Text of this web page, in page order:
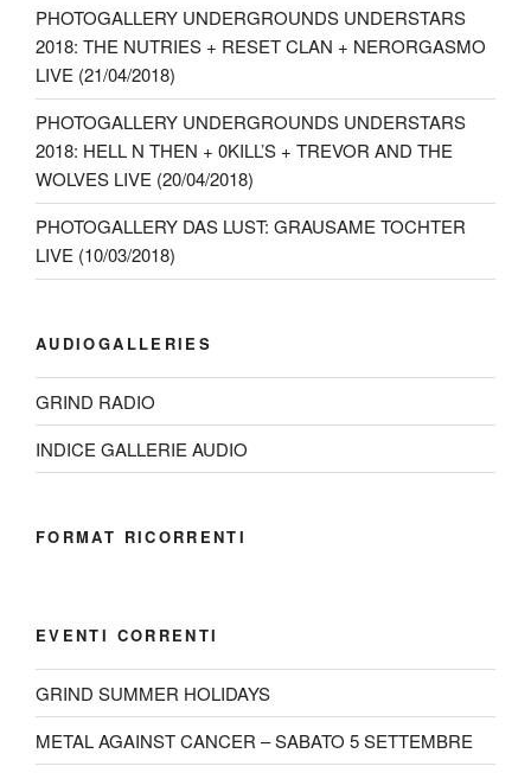
PHOTOGALLERY UNDERGROUNDS UNDERSTARS
2018: THE NUTRIES + RESET CLAN + NERORGASMO
LIVE (21/04/2018)
PHOTOGALLERY UNDERGROUNDS UNDERSTARS
2018: HELL N THEN + 0KILL’S + TREVOR AND THE
WOLVES LIVE (20/04/2018)
PHOTOGALLERY DAS LUST: GRAUSAME TOCHTER
LIVE (10/03/2018)
AUDIOGALLERIES
GRIND RADIO
INDICE GALLERIE AUDIO
FORMAT RICORRENTI
EVENTI CORRENTI
GRIND SUMMER HOLIDAYS
METAL AGAINST CANCER – SABATO 5 SETTEMBRE